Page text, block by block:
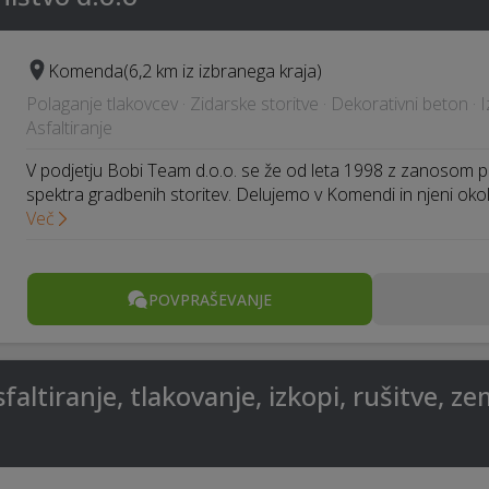
Komenda(6,2 km iz izbranega kraja)
Polaganje tlakovcev · Zidarske storitve · Dekorativni beton ·
Asfaltiranje
V podjetju Bobi Team d.o.o. se že od leta 1998 z zanosom
spektra gradbenih storitev. Delujemo v Komendi in njeni
Več
POVPRAŠEVANJE
tlakovanje, izkopi, rušitve,